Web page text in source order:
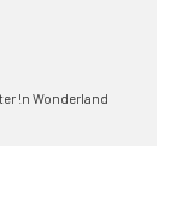
!n Wonderland